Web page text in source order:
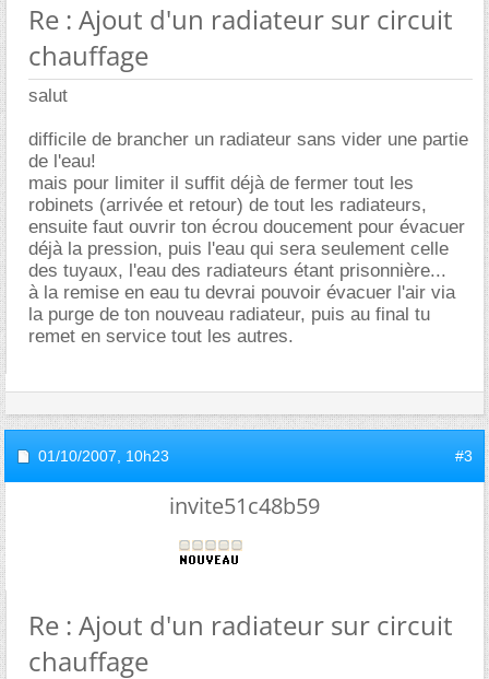
Re : Ajout d'un radiateur sur circuit
chauffage
salut
difficile de brancher un radiateur sans vider une partie
de l'eau!
mais pour limiter il suffit déjà de fermer tout les
robinets (arrivée et retour) de tout les radiateurs,
ensuite faut ouvrir ton écrou doucement pour évacuer
déjà la pression, puis l'eau qui sera seulement celle
des tuyaux, l'eau des radiateurs étant prisonnière...
à la remise en eau tu devrai pouvoir évacuer l'air via
la purge de ton nouveau radiateur, puis au final tu
remet en service tout les autres.
01/10/2007, 10h23 #3
invite51c48b59
Re : Ajout d'un radiateur sur circuit
chauffage